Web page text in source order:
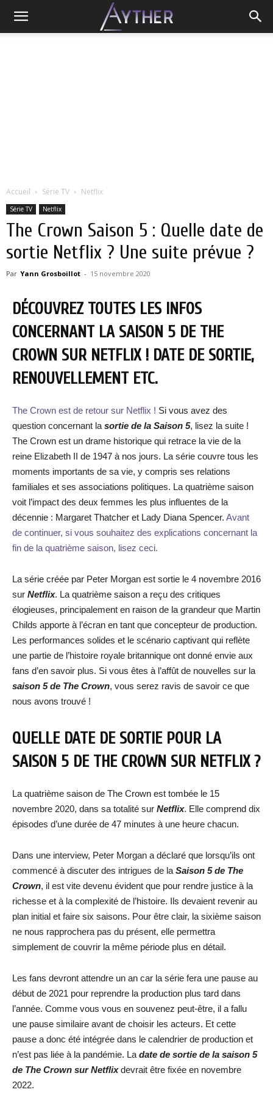
Accueil Série TV Netflix
Série TV Netflix
The Crown Saison 5 : Quelle date de
sortie Netflix ? Une suite prévue ?
Par Yann Grosboillot - 15 novembre 2020
DÉCOUVREZ TOUTES LES INFOS
CONCERNANT LA SAISON 5 DE THE
CROWN SUR NETFLIX ! DATE DE SORTIE,
RENOUVELLEMENT ETC.
The Crown est de retour sur Netflix ! Si vous avez des
question concernant la sortie de la Saison 5, lisez la suite !
The Crown est un drame historique qui retrace la vie de la
reine Elizabeth II de 1947 à nos jours. La série couvre tous les
moments importants de sa vie, y compris ses relations
familiales et ses associations politiques. La quatrième saison
voit l’impact des deux femmes les plus influentes de la
décennie : Margaret Thatcher et Lady Diana Spencer. Avant
de continuer, si vous souhaitez des explications concernant la
fin de la quatrième saison, lisez ceci.
La série créée par Peter Morgan est sortie le 4 novembre 2016
sur Netflix. La quatrième saison a reçu des critiques
élogieuses, principalement en raison de la grandeur que Martin
Childs apporte à l’écran en tant que concepteur de production.
Les performances solides et le scénario captivant qui reflète
une partie de l’histoire royale britannique ont donné envie aux
fans d’en savoir plus. Si vous êtes à l’affût de nouvelles sur la
saison 5 de The Crown, vous serez ravis de savoir ce que
nous avons trouvé !
QUELLE DATE DE SORTIE POUR LA
SAISON 5 DE THE CROWN SUR NETFLIX ?
La quatrième saison de The Crown est tombée le 15
novembre 2020, dans sa totalité sur Netflix. Elle comprend dix
épisodes d’une durée de 47 minutes à une heure chacun.
Dans une interview, Peter Morgan a déclaré que lorsqu’ils ont
commencé à discuter des intrigues de la Saison 5 de The
Crown, il est vite devenu évident que pour rendre justice à la
richesse et à la complexité de l’histoire. Ils devaient revenir au
plan initial et faire six saisons. Pour être clair, la sixième saison
ne nous rapprochera pas du présent, elle permettra
simplement de couvrir la même période plus en détail.
Les fans devront attendre un an car la série fera une pause au
début de 2021 pour reprendre la production plus tard dans
l’année. Comme vous vous en souvenez peut-être, il a fallu
une pause similaire avant de choisir les acteurs. Et cette
pause a donc été intégrée dans le calendrier de production et
n’est pas liée à la pandémie. La date de sortie de la saison 5
de The Crown sur Netflixdevrait être fixée en novembre
2022.